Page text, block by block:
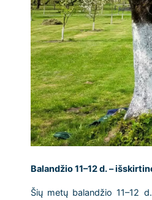
Balandžio 11–12 d. –
Šių metų balandžio 11–12